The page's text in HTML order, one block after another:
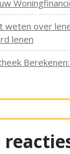
weten over
lenen
Berekenen: